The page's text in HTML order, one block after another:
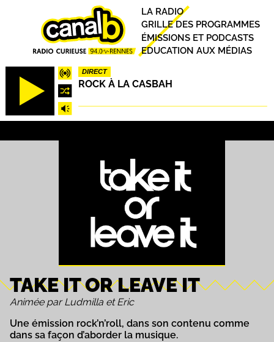
DIRECT
ROCK À LA CASBAH
Principal
LA RADIO
GRILLE DES PROGRAMMES
ÉMISSIONS ET PODCASTS
EDUCATION AUX MÉDIAS
TAKE IT OR LEAVE IT
Animée par Ludmilla et Eric
Une émission rock’n’roll, dans son contenu comme
dans sa façon d’aborder la musique.